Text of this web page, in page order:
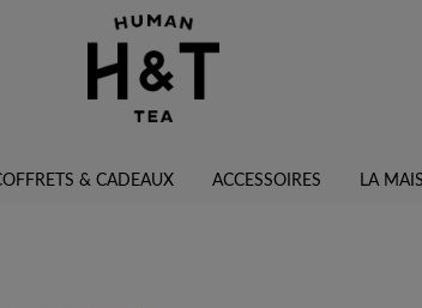
& CADEAUX ACCESSOIRES LA